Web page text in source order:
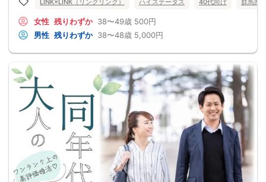
LINK×LINK（リンクリンク） ハイステータス 40代向け 群馬県
女性 残りわずか 38〜49歳 500円
男性 残りわずか 38〜48歳 5,000円